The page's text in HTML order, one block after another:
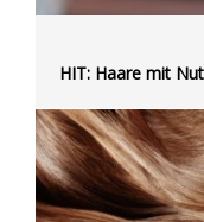
HIT: Haare mit